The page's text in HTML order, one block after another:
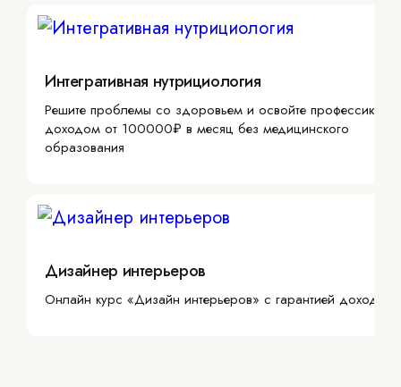
Интегративная нутрициология
Решите проблемы со здоровьем и освойте профессию с
доходом от 100000₽ в месяц без медицинского
образования
Дизайнер интерьеров
Онлайн курс «Дизайн интерьеров» с гарантией дохода